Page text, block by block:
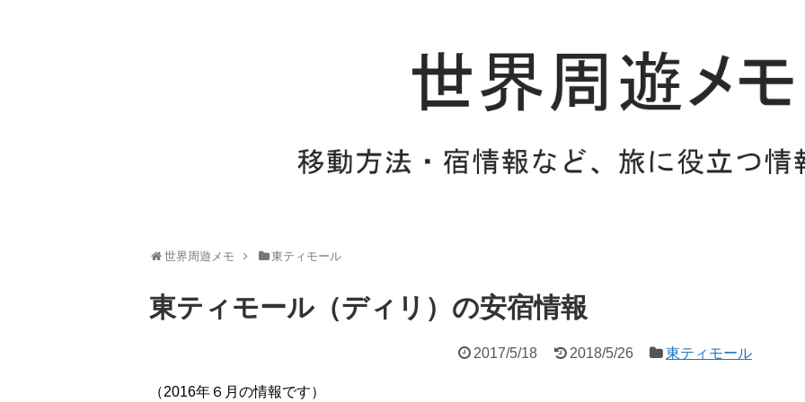
世界周遊メモ 東ティモール
東ティモール（ディリ）の安宿情報
2017/5/18 2018/5/26 東ティモール
（2016年６月の情報です）